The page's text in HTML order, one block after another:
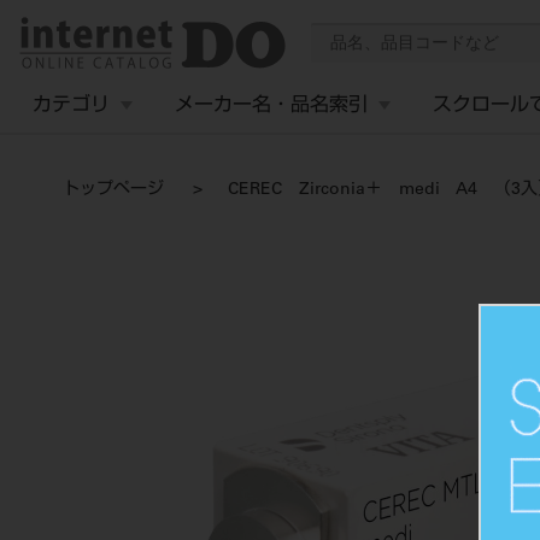
カテゴリ メーカー名・品名索引 スクロール
トップページ CEREC Zirconia＋ medi A4 （3入